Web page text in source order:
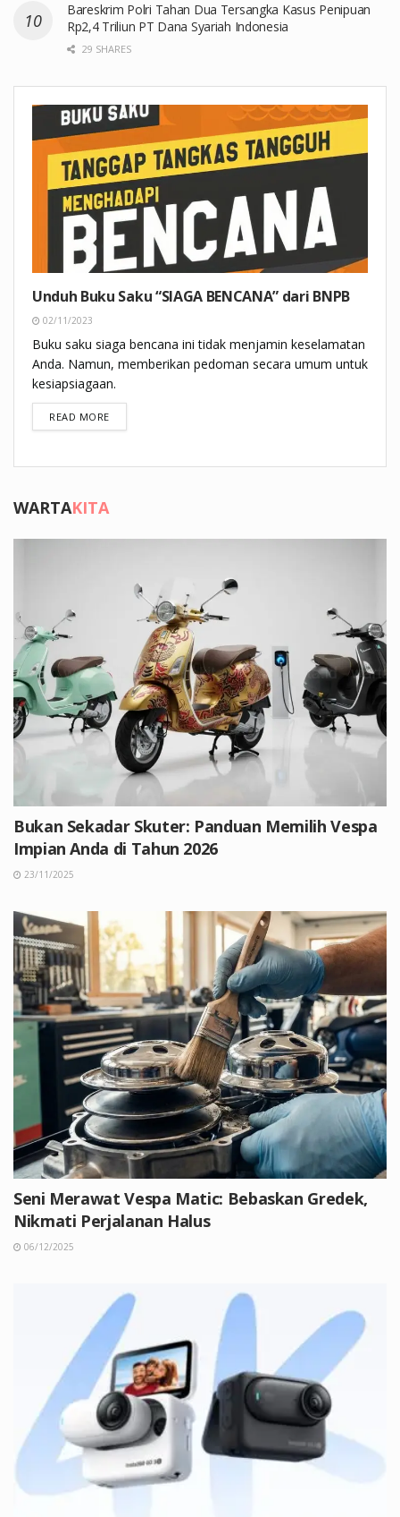
Bareskrim Polri Tahan Dua Tersangka Kasus Penipuan
Rp2,4 Triliun PT Dana Syariah Indonesia
29 SHARES
Unduh Buku Saku “SIAGA BENCANA” dari BNPB
02/11/2023
Buku saku siaga bencana ini tidak menjamin keselamatan
Anda. Namun, memberikan pedoman secara umum untuk
kesiapsiagaan.
READ MOREDETAILS
WARTAKITA
Bukan Sekadar Skuter: Panduan Memilih Vespa
Impian Anda di Tahun 2026
23/11/2025
Seni Merawat Vespa Matic: Bebaskan Gredek,
Nikmati Perjalanan Halus
06/12/2025